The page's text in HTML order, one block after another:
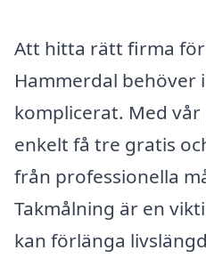
Att hitta rätt firma
Hammerdal behöver
komplicerat. Med
enkelt få tre gratis
från professionella
Takmålning är en
kan förlänga